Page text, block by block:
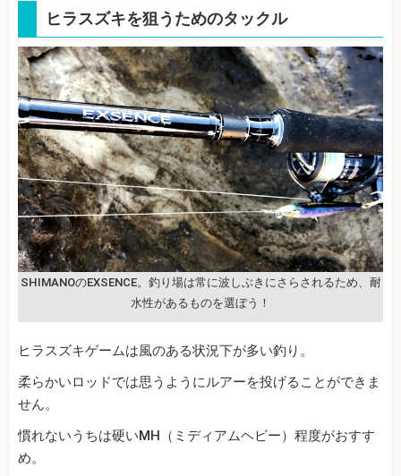
ヒラスズキを狙うためのタックル
SHIMANOのEXSENCE。釣り場は常に波しぶきにさらされるため、耐
水性があるものを選ぼう！
ヒラスズキゲームは風のある状況下が多い釣り。
柔らかいロッドでは思うようにルアーを投げることができま
せん。
慣れないうちは硬いMH（ミディアムヘビー）程度がおすす
め。